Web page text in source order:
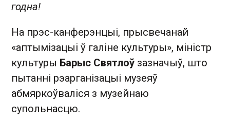
годна!
На прэс-канферэнцыі, прысвечанай
«аптымізацыі ў галіне культуры», міністр
культуры Барыс Святлоў зазначыў, што
пытанні рэарганізацыі музеяў
абмяркоўваліся з музейнаю
супольнасцю.